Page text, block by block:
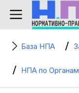
База НПА
НПА по